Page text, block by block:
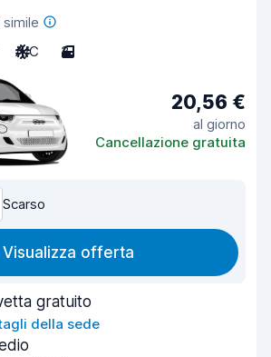
A/C 3
20,56 €
al giorno
Cancellazione gratuita
Scarso
Visualizza offerta
gratuito
della sede